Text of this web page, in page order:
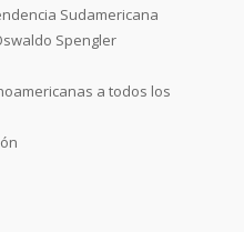
Sudamericana
Spengler
a todos los